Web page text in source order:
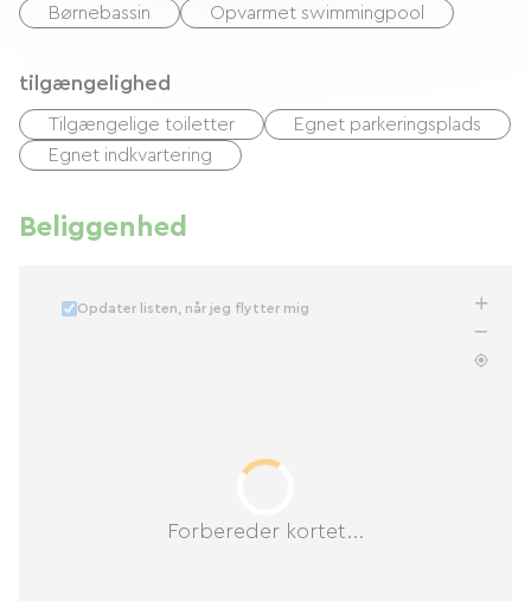
Børnebassin Opvarmet swimmingpool
tilgængelighed
Tilgængelige toiletter
Egnet parkeringsplads
Egnet indkvartering
Beliggenhed
Forbereder kortet...
Opdater listen, når jeg flytter mig